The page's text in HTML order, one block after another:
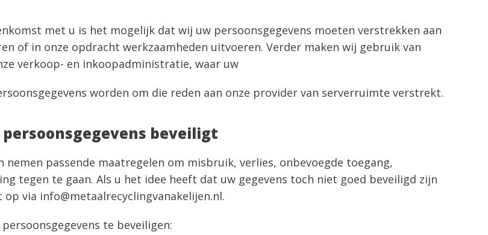
met u is het mogelijk dat wij uw persoonsgegevens moeten verstrekken aan
of in onze opdracht werkzaamheden uitvoeren. Verder maken wij gebruik van
verkoop- en inkoopadministratie, waar uw
worden om die reden aan onze provider van serverruimte verstrekt.
beveiligt
nemen passende maatregelen om misbruik, verlies, onbevoegde toegang,
tegen te gaan. Als u het idee heeft dat uw gegevens toch niet goed beveiligd zijn
via info@metaalrecyclingvanakelijen.nl.
te beveiligen: